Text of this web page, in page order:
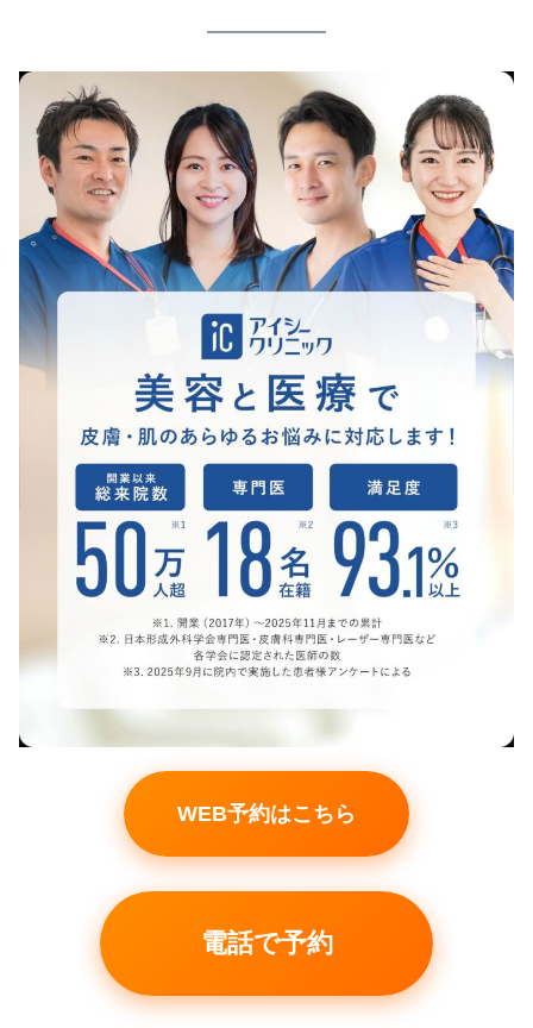
WEB予約はこちら
電話で予約